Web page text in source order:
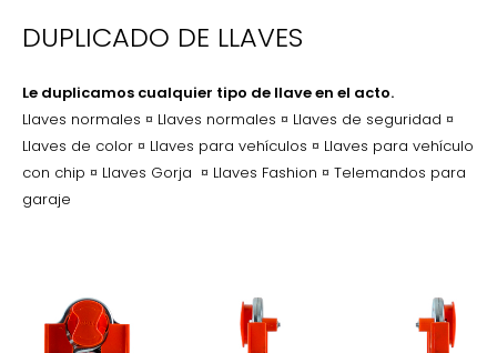
DUPLICADO DE LLAVES
Le duplicamos cualquier tipo de llave en el acto.
Llaves normales ¤ Llaves normales ¤ Llaves de seguridad ¤
Llaves de color ¤ Llaves para vehículos ¤ Llaves para vehículo
con chip ¤ Llaves Gorja ¤ Llaves Fashion ¤ Telemandos para
garaje